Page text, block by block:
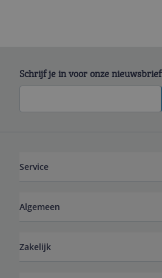
Schrijf je in voor onze nieuwsbrief
Service
Algemeen
Zakelijk